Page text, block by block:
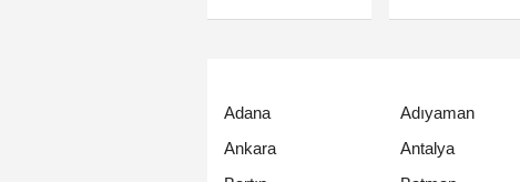
Adana Adıyaman
Ankara
Antalya